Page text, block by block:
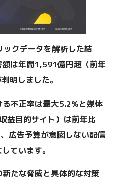
クデータを解析した結
は年間1,591億円超（前年
明しました。
不正率は最大5.2%と媒体
益目的サイト）は前年比
広告予算が意図しない配信
ています。
たな脅威と具体的な対策